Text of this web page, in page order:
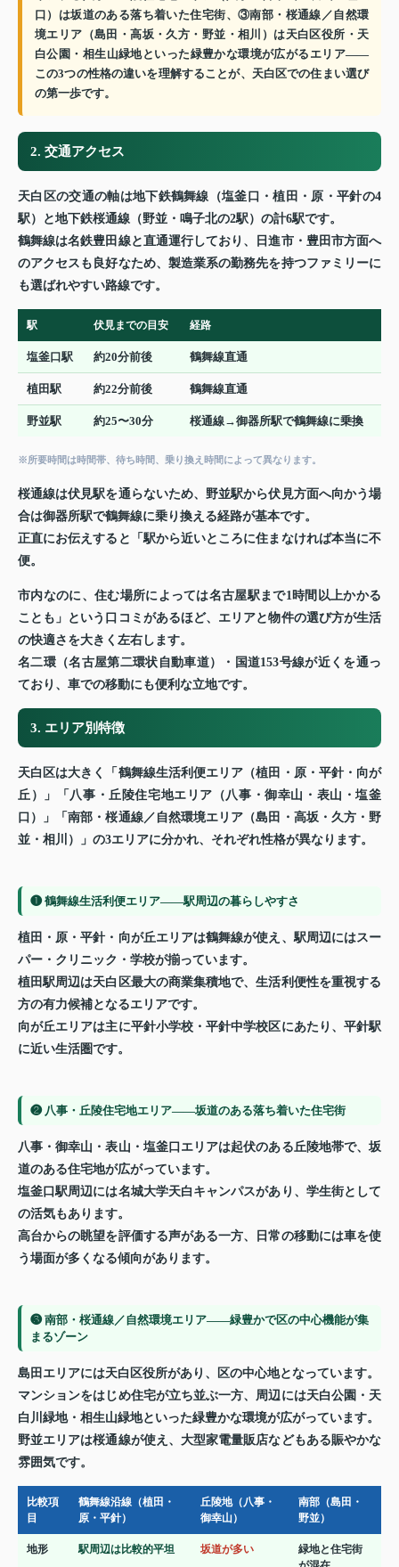
口）は坂道のある落ち着いた住宅街、③南部・桜通線／自然環
境エリア（島田・高坂・久方・野並・相川）は天白区役所・天
白公園・相生山緑地といった緑豊かな環境が広がるエリア——
この3つの性格の違いを理解することが、天白区での住まい選び
の第一歩です。
2. 交通アクセス
天白区の交通の軸は地下鉄鶴舞線（塩釜口・植田・原・平針の4
駅）と地下鉄桜通線（野並・鳴子北の2駅）の計6駅です。
鶴舞線は名鉄豊田線と直通運行しており、日進市・豊田市方面へ
のアクセスも良好なため、製造業系の勤務先を持つファミリーに
も選ばれやすい路線です。
駅 伏見までの目安 経路
塩釜口駅 約20分前後 鶴舞線直通
植田駅 約22分前後 鶴舞線直通
野並駅 約25〜30分 桜通線→御器所駅で鶴舞線に乗換
※所要時間は時間帯、待ち時間、乗り換え時間によって異なります。
桜通線は伏見駅を通らないため、野並駅から伏見方面へ向かう場
合は御器所駅で鶴舞線に乗り換える経路が基本です。
正直にお伝えすると「駅から近いところに住まなければ本当に不
便。
市内なのに、住む場所によっては名古屋駅まで1時間以上かかる
ことも」という口コミがあるほど、エリアと物件の選び方が生活
の快適さを大きく左右します。
名二環（名古屋第二環状自動車道）・国道153号線が近くを通っ
ており、車での移動にも便利な立地です。
3. エリア別特徴
天白区は大きく「鶴舞線生活利便エリア（植田・原・平針・向が
丘）」「八事・丘陵住宅地エリア（八事・御幸山・表山・塩釜
口）」「南部・桜通線／自然環境エリア（島田・高坂・久方・野
並・相川）」の3エリアに分かれ、それぞれ性格が異なります。
❶ 鶴舞線生活利便エリア——駅周辺の暮らしやすさ
植田・原・平針・向が丘エリアは鶴舞線が使え、駅周辺にはスー
パー・クリニック・学校が揃っています。
植田駅周辺は天白区最大の商業集積地で、生活利便性を重視する
方の有力候補となるエリアです。
向が丘エリアは主に平針小学校・平針中学校区にあたり、平針駅
に近い生活圏です。
❷ 八事・丘陵住宅地エリア——坂道のある落ち着いた住宅街
八事・御幸山・表山・塩釜口エリアは起伏のある丘陵地帯で、坂
道のある住宅地が広がっています。
塩釜口駅周辺には名城大学天白キャンパスがあり、学生街として
の活気もあります。
高台からの眺望を評価する声がある一方、日常の移動には車を使
う場面が多くなる傾向があります。
❸ 南部・桜通線／自然環境エリア——緑豊かで区の中心機能が集
まるゾーン
島田エリアには天白区役所があり、区の中心地となっています。
マンションをはじめ住宅が立ち並ぶ一方、周辺には天白公園・天
白川緑地・相生山緑地といった緑豊かな環境が広がっています。
野並エリアは桜通線が使え、大型家電量販店などもある賑やかな
雰囲気です。
比較項
目
鶴舞線沿線（植田・
原・平針）
丘陵地（八事・
御幸山）
南部（島田・
野並）
地形 駅周辺は比較的平坦 坂道が多い
緑地と住宅街